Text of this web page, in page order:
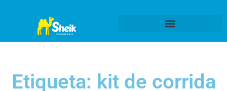
Etiqueta: kit de corrida